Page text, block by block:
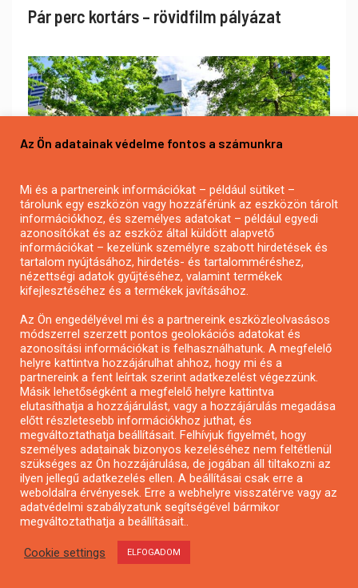
Pár perc kortárs – rövidfilm pályázat
Városzöldítő ötletpályázat
Alkotói pályázat multimédia-kiállításhoz
Az Ön adatainak védelme fontos a számunkra
Mi és a partnereink információkat – például sütiket –
tárolunk egy eszközön vagy hozzáférünk az eszközön tárolt
információkhoz, és személyes adatokat – például egyedi
azonosítókat és az eszköz által küldött alapvető
információkat – kezelünk személyre szabott hirdetések és
tartalom nyújtásához, hirdetés- és tartalomméréshez,
nézettségi adatok gyűjtéséhez, valamint termékek
kifejlesztéséhez és a termékek javításához.
Az Ön engedélyével mi és a partnereink eszközleolvasásos
módszerrel szerzett pontos geolokációs adatokat és
azonosítási információkat is felhasználhatunk. A megfelelő
helyre kattintva hozzájárulhat ahhoz, hogy mi és a
partnereink a fent leírtak szerint adatkezelést végezzünk.
Másik lehetőségként a megfelelő helyre kattintva
elutasíthatja a hozzájárulást, vagy a hozzájárulás megadása
előtt részletesebb információkhoz juthat, és
megváltoztathatja beállításait. Felhívjuk figyelmét, hogy
személyes adatainak bizonyos kezeléséhez nem feltétlenül
szükséges az Ön hozzájárulása, de jogában áll tiltakozni az
ilyen jellegű adatkezelés ellen. A beállításai csak erre a
weboldalra érvényesek. Erre a webhelyre visszatérve vagy az
adatvédelmi szabályzatunk segítségével bármikor
megváltoztathatja a beállításait..
Cookie settings ELFOGADOM